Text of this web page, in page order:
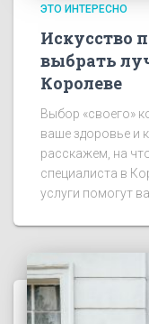
ЭТО ИНТЕРЕСНО
Искусство
выбрать
Королеве
Выбор «своего»
ваше здоровье и
расскажем, на
специалиста в
услуги помогут